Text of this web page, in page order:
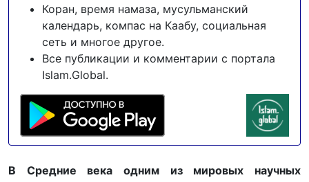
Коран, время намаза, мусульманский
календарь, компас на Каабу, социальная
сеть и многое другое.
Все публикации и комментарии с портала
Islam.Global.
В Средние века одним из мировых научных